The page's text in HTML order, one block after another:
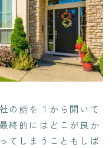
の話を１から聞いて
終的にはどこが良か
てしまうこともしば